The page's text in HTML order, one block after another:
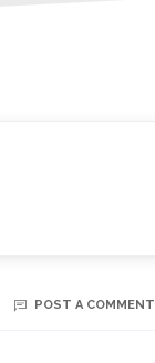
POST A COMMENT